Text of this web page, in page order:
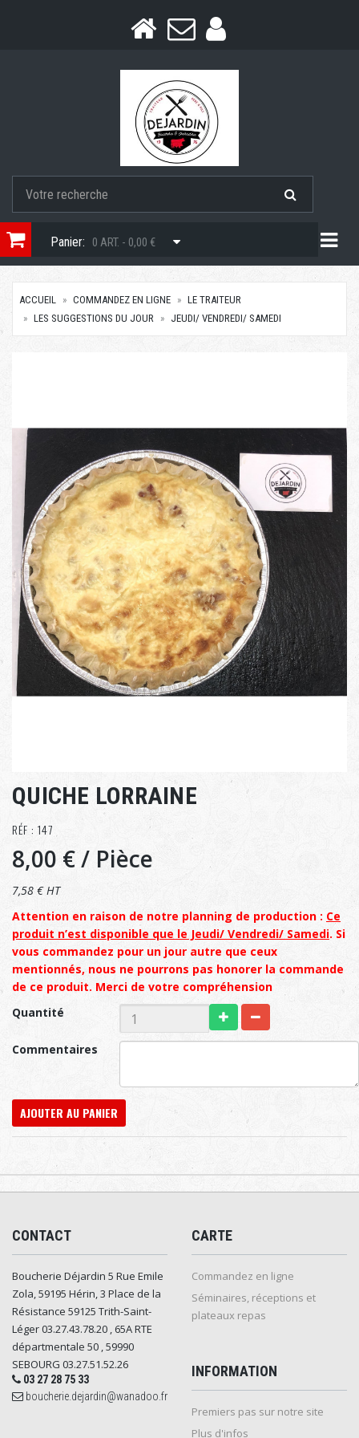
Panier: 0 ART. - 0,00 €
ACCUEIL COMMANDEZ EN LIGNE
LE TRAITEUR
LES SUGGESTIONS DU JOUR
JEUDI/ VENDREDI/ SAMEDI
QUICHE LORRAINE
RÉF : 147
8,00 €/ Pièce
7,58 € HT
Attention en raison de notre planning de production : Ce
produit n’est disponible que le Jeudi/ Vendredi/ Samedi. Si
vous commandez pour un jour autre que ceux
mentionnés, nous ne pourrons pas honorer la commande
de ce produit. Merci de votre compréhension
Quantité
Commentaires
AJOUTER AU PANIER
CONTACT
Boucherie Déjardin 5 Rue Emile
Zola, 59195 Hérin, 3 Place de la
Résistance 59125 Trith-Saint-
Léger 03.27.43.78.20 , 65A RTE
départmentale 50 , 59990
SEBOURG 03.27.51.52.26
03 27 28 75 33
boucherie.dejardin@wanadoo.fr
CARTE
Commandez en ligne
Séminaires, réceptions et
plateaux repas
INFORMATION
Premiers pas sur notre site
Plus d'infos